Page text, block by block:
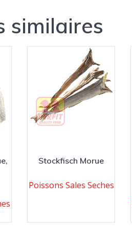
similaires
Stockfisch Morue
Poissons Sales Seches